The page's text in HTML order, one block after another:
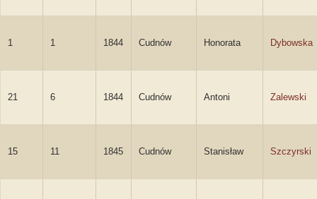
1 1 1844 Cudnów Honorata Dybowska
21 6 1844 Cudnów Antoni Zalewski
15 11 1845 Cudnów Stanisław Szczyrski